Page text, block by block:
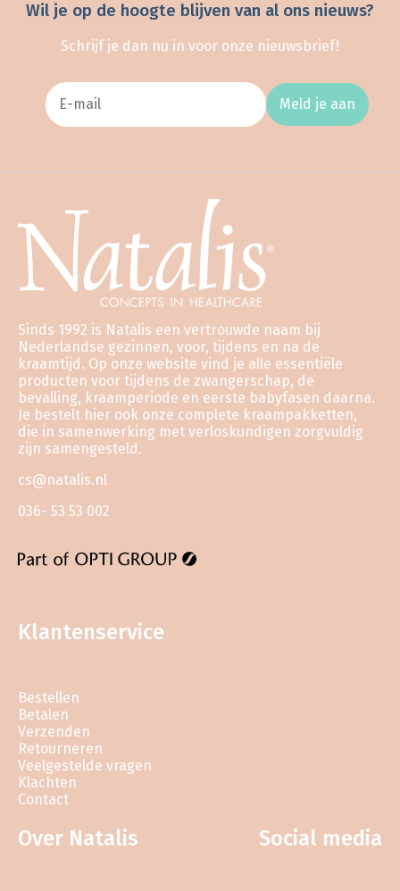
Wil je op de hoogte blijven van al ons nieuws?
Schrijf je dan nu in voor onze nieuwsbrief!
Meld je aan
Sinds 1992 is Natalis een vertrouwde naam bij
Nederlandse gezinnen, voor, tijdens en na de
kraamtijd. Op onze website vind je alle essentiële
producten voor tijdens de zwangerschap, de
bevalling, kraamperiode en eerste babyfasen daarna.
Je bestelt hier ook onze complete kraampakketten,
die in samenwerking met verloskundigen zorgvuldig
zijn samengesteld.
cs@natalis.nl
036- 53 53 002
Klantenservice
Bestellen
Betalen
Verzenden
Retourneren
Veelgestelde vragen
Klachten
Contact
Over Natalis Social media